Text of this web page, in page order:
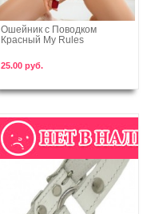
В корзину
Ошейник с Поводком
Красный My Rules
25.00 руб.